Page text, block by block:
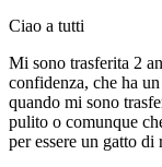
Ciao a tutti
Mi sono trasferita 2
confidenza, che ha
quando mi sono
pulito o comunque
per essere un gatto di